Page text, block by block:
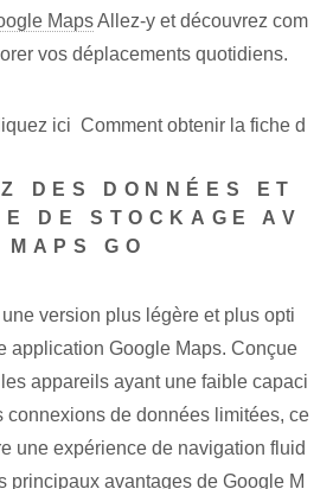
MapsAllez-y et découvrez com
vos déplacements quotidiens.
ici Comment obtenir la fiche d
DES DONNÉES‌ ET⁤
DE STOCKAGE AV
MAPS GO
version plus légère et plus opti
application Google Maps. Conçue
appareils ayant une faible capaci
connexions de données limitées, ce
une expérience de navigation fluid
principaux avantages de Google M